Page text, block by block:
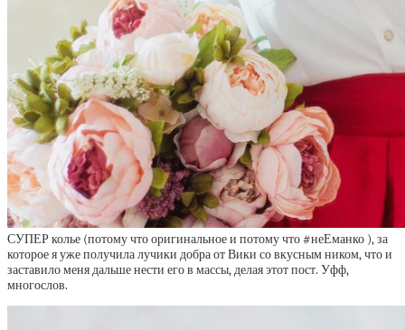
СУПЕР колье (потому что оригинальное и потому что #неЕманко ), за
которое я уже получила лучики добра от Вики со вкусным ником, что и
заставило меня дальше нести его в массы, делая этот пост. Уфф,
многослов.